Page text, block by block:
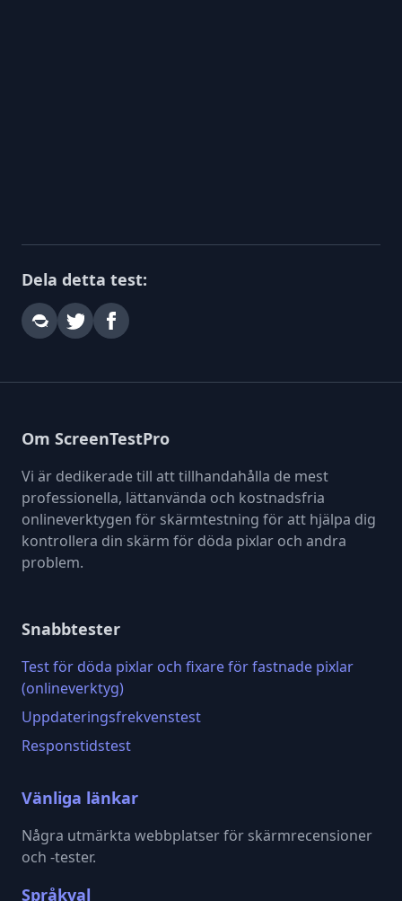
Dela detta test:
Om ScreenTestPro
Vi är dedikerade till att tillhandahålla de mest
professionella, lättanvända och kostnadsfria
onlineverktygen för skärmtestning för att hjälpa dig
kontrollera din skärm för döda pixlar och andra
problem.
Snabbtester
Test för döda pixlar och fixare för fastnade pixlar
(onlineverktyg)
Uppdateringsfrekvenstest
Responstidstest
Vänliga länkar
Några utmärkta webbplatser för skärmrecensioner
och -tester.
Språkval